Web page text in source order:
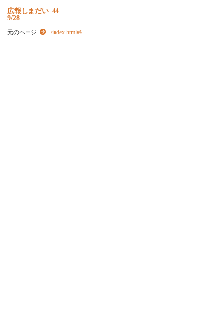
広報しまだい_44
9/28
元のページ ../index.html#9